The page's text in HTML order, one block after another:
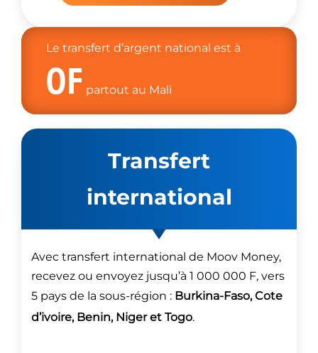
Le transfert d’argent national est à
0F partout au Mali
Transfert
international
Avec transfert international de Moov Money,
recevez ou envoyez jusqu’à 1 000 000 F, vers
5 pays de la sous-région : Burkina-Faso, Cote
d’ivoire, Benin, Niger et Togo.